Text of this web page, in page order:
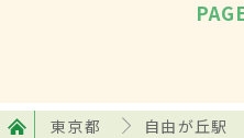
東京都 自由が丘駅